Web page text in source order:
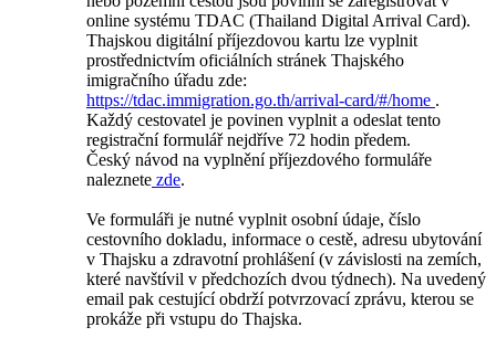
online systému TDAC (Thailand Digital Arrival Card).
Thajskou digitální příjezdovou kartu lze vyplnit
prostřednictvím oficiálních stránek Thajského
imigračního úřadu zde:
https://tdac.immigration.go.th/arrival-card/#/home .
Každý cestovatel je povinen vyplnit a odeslat tento
registrační formulář nejdříve 72 hodin předem.
Český návod na vyplnění příjezdového formuláře
naleznete zde.
Ve formuláři je nutné vyplnit osobní údaje, číslo
cestovního dokladu, informace o cestě, adresu ubytování
v Thajsku a zdravotní prohlášení (v závislosti na zemích,
které navštívil v předchozích dvou týdnech). Na uvedený
email pak cestující obdrží potvrzovací zprávu, kterou se
prokáže při vstupu do Thajska.